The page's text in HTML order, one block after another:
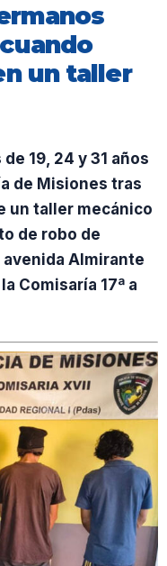
un taller
19, 24 y 31 años
de Misiones tras
un taller mecánico
de robo de
avenida Almirante
Comisaría 17ª a